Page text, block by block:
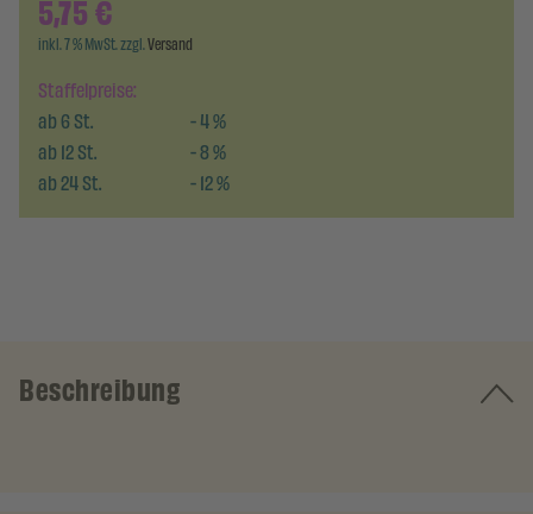
Staffelpreise:
ab6St. -4%
ab12St. -8%
ab24St. -12%
5,75€
inkl. 7 % MwSt. zzgl.Versand
Beschreibung